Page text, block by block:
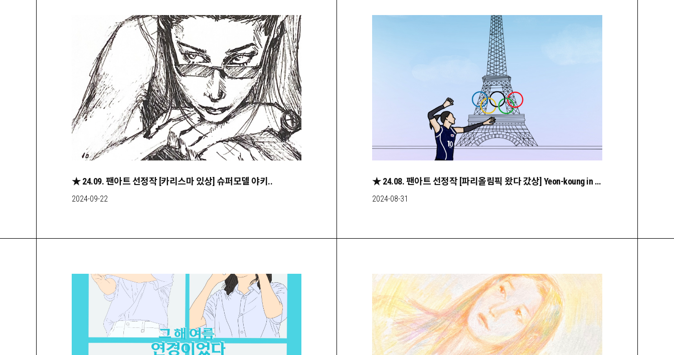
★ 24.09. 팬아트 선정작 [카리스마 있상] 슈퍼모델 야키..
2024-09-22
★ 24.08. 팬아트 선정작 [파리올림픽 왔다 갔상] Yeon-koung in paris
2024-08-31